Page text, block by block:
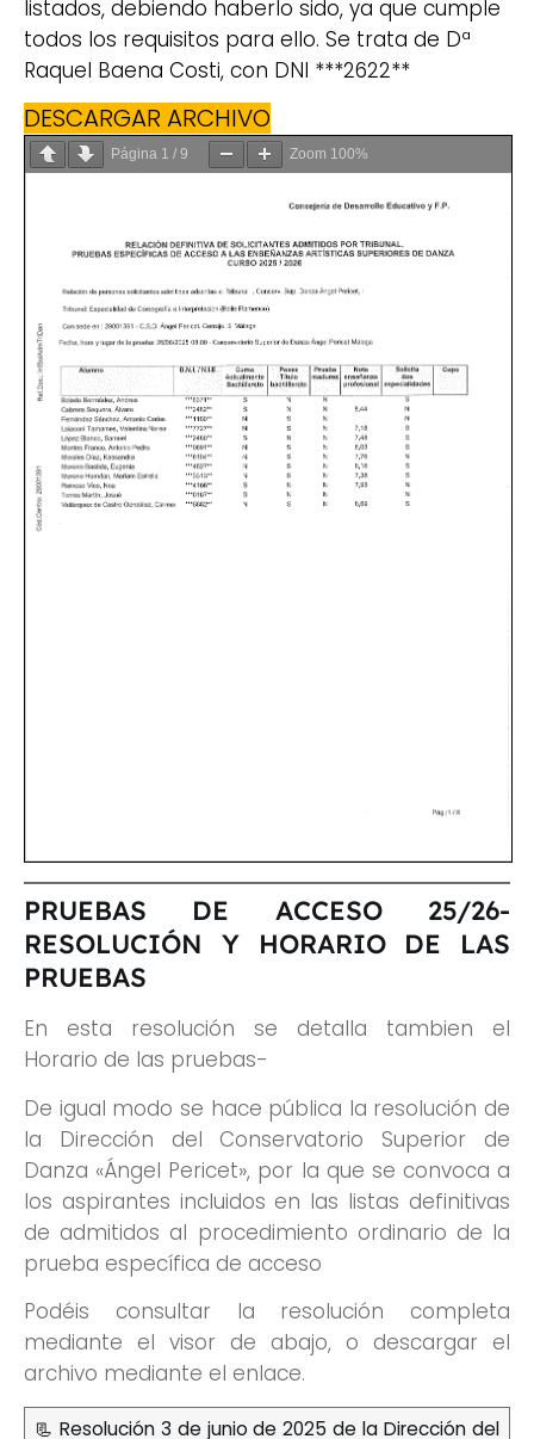
listados, debiendo haberlo sido, ya que cumple
todos los requisitos para ello. Se trata de Dª
Raquel Baena Costi, con DNI ***2622**
DESCARGAR ARCHIVO
Página 1 / 9 Zoom 100%
PRUEBAS DE ACCESO 25/26-
RESOLUCIÓN Y HORARIO DE LAS
PRUEBAS
En esta resolución se detalla tambien el
Horario de las pruebas-
De igual modo se hace pública la resolución de
la Dirección del Conservatorio Superior de
Danza «Ángel Pericet», por la que se convoca a
los aspirantes incluidos en las listas definitivas
de admitidos al procedimiento ordinario de la
prueba específica de acceso
Podéis consultar la resolución completa
mediante el visor de abajo, o descargar el
archivo mediante el enlace.
📃 Resolución 3 de junio de 2025 de la Dirección del